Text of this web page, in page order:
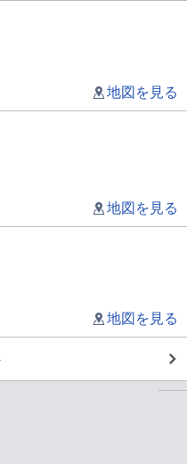
地図を見る
地図を見る
地図を見る